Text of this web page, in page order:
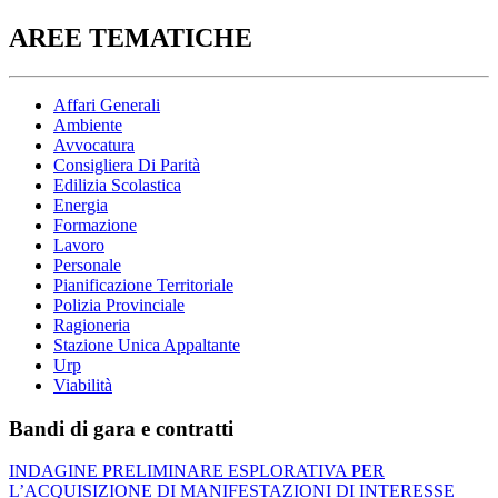
AREE TEMATICHE
Affari Generali
Ambiente
Avvocatura
Consigliera Di Parità
Edilizia Scolastica
Energia
Formazione
Lavoro
Personale
Pianificazione Territoriale
Polizia Provinciale
Ragioneria
Stazione Unica Appaltante
Urp
Viabilità
Bandi di gara e contratti
INDAGINE PRELIMINARE ESPLORATIVA PER
L’ACQUISIZIONE DI MANIFESTAZIONI DI INTERESSE